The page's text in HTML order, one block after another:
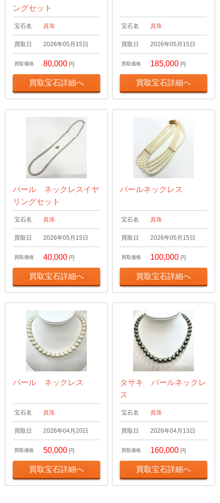
ングセット
宝石名 真珠
買取日 2026年05月15日
買取価格 80,000 円
買取宝石詳細へ
宝石名 真珠
買取日 2026年05月15日
買取価格 185,000 円
買取宝石詳細へ
パール ネックレスイヤ
リングセット
宝石名 真珠
買取日 2026年05月15日
買取価格 40,000 円
買取宝石詳細へ
パールネックレス
宝石名 真珠
買取日 2026年05月15日
買取価格 100,000 円
買取宝石詳細へ
パール ネックレス
宝石名 真珠
買取日 2026年04月20日
買取価格 50,000 円
買取宝石詳細へ
タサキ パールネックレ
ス
宝石名 真珠
買取日 2026年04月13日
買取価格 160,000 円
買取宝石詳細へ